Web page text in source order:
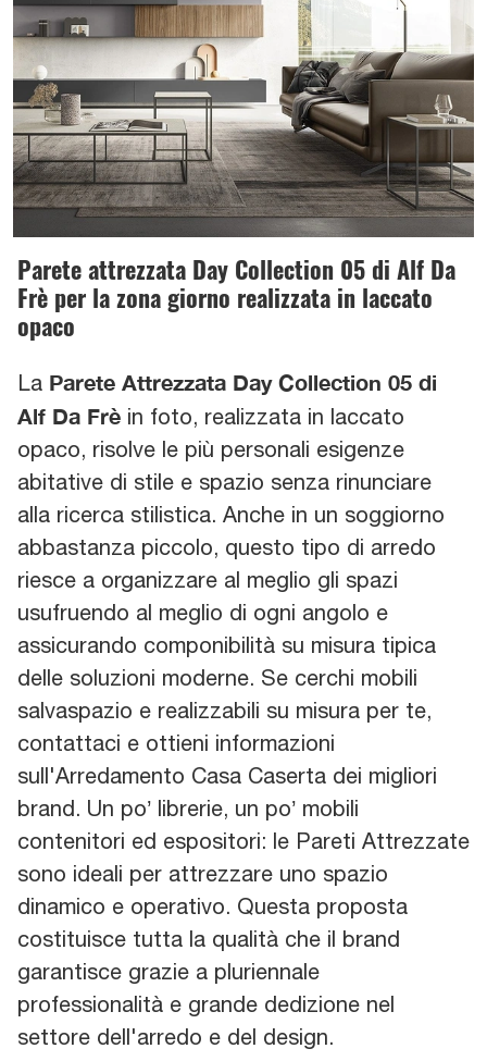
Parete attrezzata Day Collection 05 di Alf Da
Frè per la zona giorno realizzata in laccato
opaco
La Parete Attrezzata Day Collection 05 di
Alf Da Frè in foto, realizzata in laccato
opaco, risolve le più personali esigenze
abitative di stile e spazio senza rinunciare
alla ricerca stilistica. Anche in un soggiorno
abbastanza piccolo, questo tipo di arredo
riesce a organizzare al meglio gli spazi
usufruendo al meglio di ogni angolo e
assicurando componibilità su misura tipica
delle soluzioni moderne. Se cerchi mobili
salvaspazio e realizzabili su misura per te,
contattaci e ottieni informazioni
sull'Arredamento Casa Caserta dei migliori
brand. Un po’ librerie, un po’ mobili
contenitori ed espositori: le Pareti Attrezzate
sono ideali per attrezzare uno spazio
dinamico e operativo. Questa proposta
costituisce tutta la qualità che il brand
garantisce grazie a pluriennale
professionalità e grande dedizione nel
settore dell'arredo e del design.